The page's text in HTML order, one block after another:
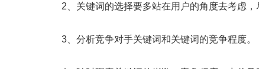
2、关键词的选择要多站在用户的角度去考虑，
3、分析竞争对手关键词和关键词的竞争程度。